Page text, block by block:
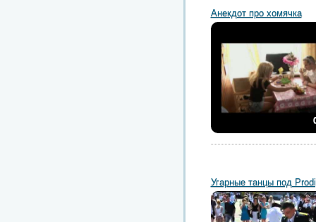
Анекдот про хомячка
Угарные танцы под